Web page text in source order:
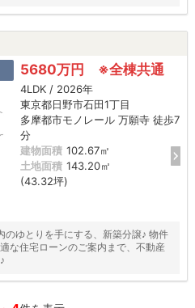
5680万円 ※全棟共通
4LDK / 2026年
東京都日野市石田1丁目
多摩都市モノレール 万願寺 徒歩7
分
建物面積 102.67㎡
土地面積 143.20㎡
(43.32坪)
ゆとりを手にする、新築分譲♪ 物件
な住宅ローンのご案内まで、不動産